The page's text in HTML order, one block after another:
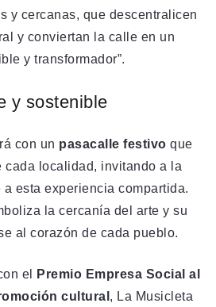
y cercanas, que descentralicen
y conviertan la calle en un
y transformador”.
y sostenible
con un pasacalle festivo que
cada localidad, invitando a la
esta experiencia compartida.
la cercanía del arte y su
al corazón de cada pueblo.
el
Premio Empresa Social al
cultural , La Musicleta